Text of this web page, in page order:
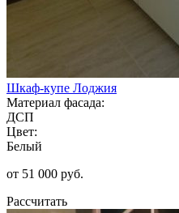
Шкаф-купе Лоджия
Материал фасада:
ДСП
Цвет:
Белый
от 51 000 руб.
Рассчитать